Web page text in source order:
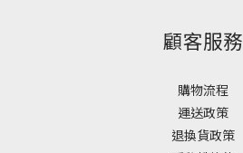
顧客服務
購物流程
運送政策
退換貨政策